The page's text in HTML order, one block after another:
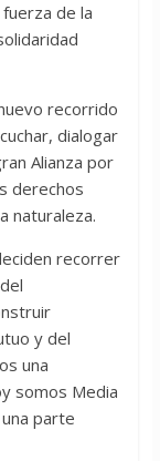
de la
recorrido
dialogar
Alianza por
derechos
naturaleza.
recorrer
y del
una
somos Media
parte